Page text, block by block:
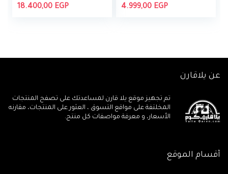
4.999,00 EGP
18.400,00 EGP
عن يلاقارن
تم تجهيز موقع يلا قارن لمساعدتك على تصفح المنتجات
المخلتفة على مواقع التسوق ، العثور على المنتجات، مقارنه
الأسعار، و معرفة مواصفات كل منتج.
أقسام الموقع